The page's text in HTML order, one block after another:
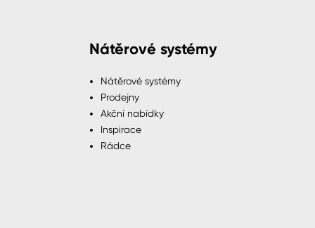
Nátěrové systémy
Nátěrové systémy
Prodejny
Akční nabídky
Inspirace
Rádce